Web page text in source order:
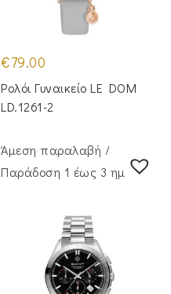
€79.00
Ρολόι Γυναικείο LE DOM
LD.1261-2
Άμεση παραλαβή /
Παράδoση 1 έως 3 ημέρες